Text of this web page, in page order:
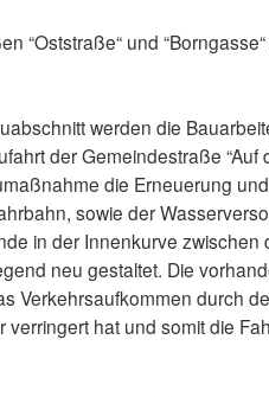
“Oststraße“ und
werden die
der Gemeindestraße
die Erneuerung
sowie der
in der Innenkurve
neu gestaltet. Die
Verkehrsaufkommen durch
verringert hat und somit die